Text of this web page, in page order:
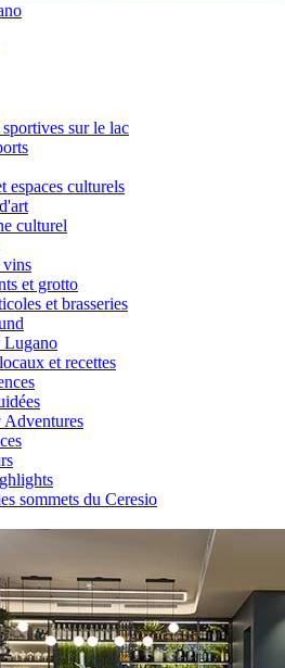
sur le lac
espaces culturels
culturel
vins
et grotto
et brasseries
Lugano
et recettes
Adventures
sommets du Ceresio